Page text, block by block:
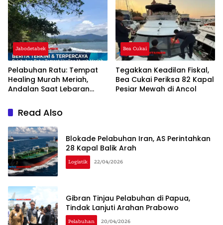
Jabodetabek
Pelabuhan Ratu: Tempat
Healing Murah Meriah,
Andalan Saat Lebaran
Bea Cukai
Tegakkan Keadilan Fiskal,
Bea Cukai Periksa 82 Kapal
Pesiar Mewah di Ancol
Read Also
Blokade Pelabuhan Iran, AS Perintahkan
28 Kapal Balik Arah
Logistik 22/04/2026
Gibran Tinjau Pelabuhan di Papua,
Tindak Lanjuti Arahan Prabowo
Pelabuhan 20/04/2026